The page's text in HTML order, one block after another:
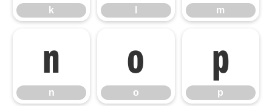
k m
n
n
o
o
p
p